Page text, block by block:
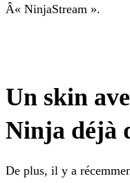
Â« NinjaStream ».
Un skin
Ninja déjà
De plus, il y a